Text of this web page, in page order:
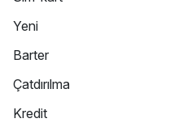
Yeni
Barter
Çatdırılma
Kredit